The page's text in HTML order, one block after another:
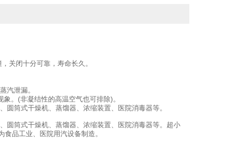
关闭十分可靠，寿命长久。
汽泄漏。
。(非凝结性的高温空气也可排除)。
圆筒式干燥机、蒸馏器、浓缩装置、医院消毒器等。
圆筒式干燥机、蒸馏器、浓缩装置、医院消毒器等。超小
品工业、医院用汽设备制造。